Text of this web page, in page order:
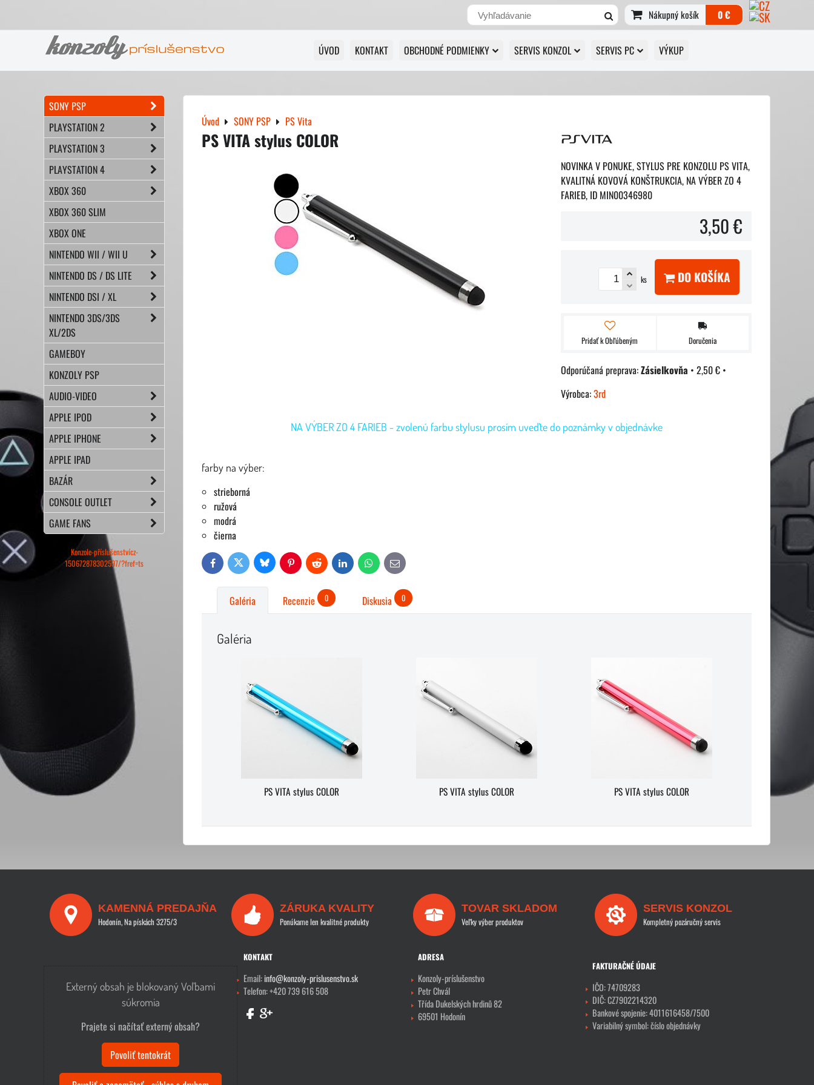
Nákupný košík 0 €
ÚVOD KONTAKT OBCHODNÉ PODMIENKY SERVIS KONZOL SERVIS PC VÝKUP
Úvod SONY PSP PS Vita
PS VITA stylus COLOR
NOVINKA V PONUKE, STYLUS PRE KONZOLU PS VITA,
KVALITNÁ KOVOVÁ KONŠTRUKCIA, NA VÝBER ZO 4
FARIEB, ID MIN00346980
3,50 €
ks DO KOŠÍKA
Pridať k Obľúbeným Doručenia
Zásielkovňa • 2,50 € •
Výrobca:3rd
NA VÝBER ZO 4 FARIEB - zvolenú farbu stylusu prosím uveďte do poznámky v objednávke
farby na výber:
strieborná
ružová
modrá
čierna
FacebookTwitter Bluesky PinterestReddit LinkedIn WhatsAppE-
mail
Galéria Recenzie 0 Diskusia 0
Galéria
PS VITA stylus COLOR PS VITA stylus COLOR PS VITA stylus COLOR
SONY PSP
PLAYSTATION 2
PLAYSTATION 3
PLAYSTATION 4
XBOX 360
XBOX 360 SLIM
XBOX ONE
NINTENDO WII / WII U
NINTENDO DS / DS LITE
NINTENDO DSI / XL
NINTENDO 3DS/3DS
XL/2DS
GAMEBOY
KONZOLY PSP
AUDIO-VIDEO
APPLE IPOD
APPLE IPHONE
APPLE IPAD
BAZÁR
CONSOLE OUTLET
GAME FANS
Konzole-příslušenstvícz-
150672878302597/?fref=ts
KAMENNÁ PREDAJŇA
Hodonín, Na pískách 3275/3
ZÁRUKA KVALITY
Ponúkame len kvalitné produkty
TOVAR SKLADOM
Veľky výber produktov
SERVIS KONZOL
Kompletný pozáručný servis
Externý obsah je blokovaný Voľbami
súkromia
Prajete si načítať externý obsah?
Povoliť tentokrát
KONTAKT
Email:info@konzoly-prislusenstvo.sk
Telefon: +420 739 616 508
ADRESA
Konzoly-príslušenstvo
Petr Chvál
Třída Dukelských hrdinů 82
69501 Hodonín
FAKTURAČNÉ ÚDAJE
IČO: 74709283
DIČ: CZ7902214320
Bankové spojenie: 4011616458/7500
Variabilný symbol: číslo objednávky